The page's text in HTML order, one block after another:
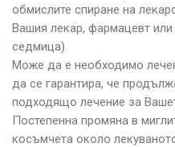
обмислите спиране на
Вашия лекар, фармацевт
седмица).
Може да е необходимо
да се гарантира, че
подходящо лечение за
Постепенна промяна в
косъмчета около